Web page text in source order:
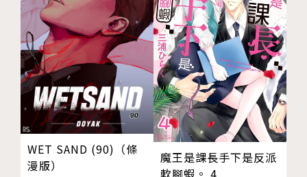
WET SAND (90)（條
漫版）
魔王是課長手下是反派
軟腳蝦。 4